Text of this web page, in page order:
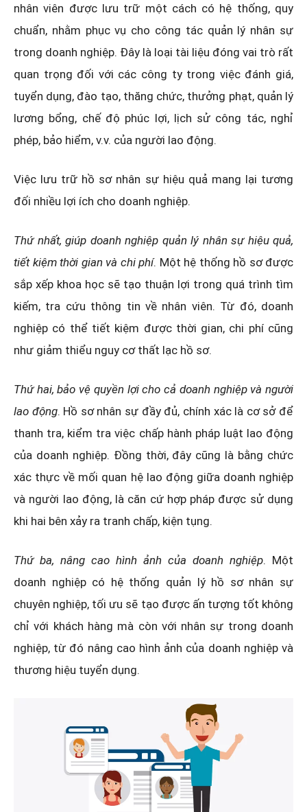
nhân viên được lưu trữ một cách có hệ thống, quy
chuẩn, nhằm phục vụ cho công tác quản lý nhân sự
trong doanh nghiệp. Đây là loại tài liệu đóng vai trò rất
quan trọng đối với các công ty trong việc đánh giá,
tuyển dụng, đào tạo, thăng chức, thưởng phạt, quản lý
lương bổng, chế độ phúc lợi, lịch sử công tác, nghỉ
phép, bảo hiểm, v.v. của người lao động.
Việc lưu trữ hồ sơ nhân sự hiệu quả mang lại tương
đối nhiều lợi ích cho doanh nghiệp.
Thứ nhất, giúp doanh nghiệp quản lý nhân sự hiệu quả,
tiết kiệm thời gian và chi phí. Một hệ thống hồ sơ được
sắp xếp khoa học sẽ tạo thuận lợi trong quá trình tìm
kiếm, tra cứu thông tin về nhân viên. Từ đó, doanh
nghiệp có thể tiết kiệm được thời gian, chi phí cũng
như giảm thiểu nguy cơ thất lạc hồ sơ.
Thứ hai, bảo vệ quyền lợi cho cả doanh nghiệp và người
lao động. Hồ sơ nhân sự đầy đủ, chính xác là cơ sở để
thanh tra, kiểm tra việc chấp hành pháp luật lao động
của doanh nghiệp. Đồng thời, đây cũng là bằng chức
xác thực về mối quan hệ lao động giữa doanh nghiệp
và người lao động, là căn cứ hợp pháp được sử dụng
khi hai bên xảy ra tranh chấp, kiện tụng.
Thứ ba, nâng cao hình ảnh của doanh nghiệp. Một
doanh nghiệp có hệ thống quản lý hồ sơ nhân sự
chuyên nghiệp, tối ưu sẽ tạo được ấn tượng tốt không
chỉ với khách hàng mà còn với nhân sự trong doanh
nghiệp, từ đó nâng cao hình ảnh của doanh nghiệp và
thương hiệu tuyển dụng.